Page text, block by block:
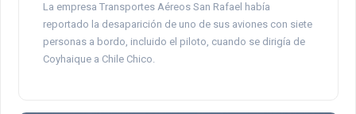
La empresa Transportes Aéreos San Rafael había
reportado la desaparición de uno de sus aviones con siete
personas a bordo, incluido el piloto, cuando se dirigía de
Coyhaique a Chile Chico.